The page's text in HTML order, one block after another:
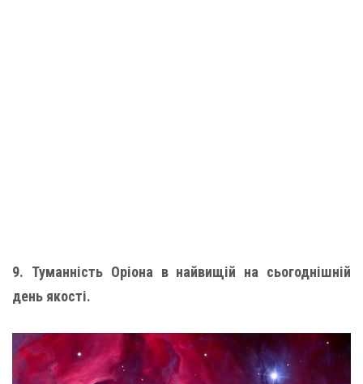
9. Туманність Оріона в найвищій на сьогоднішній
день якості.